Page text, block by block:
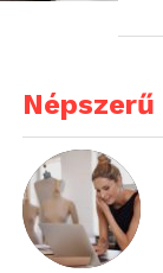
Népszerű